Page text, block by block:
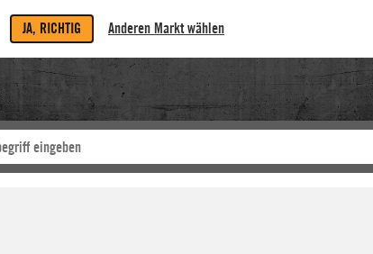
JA, RICHTIG Anderen Markt wählen